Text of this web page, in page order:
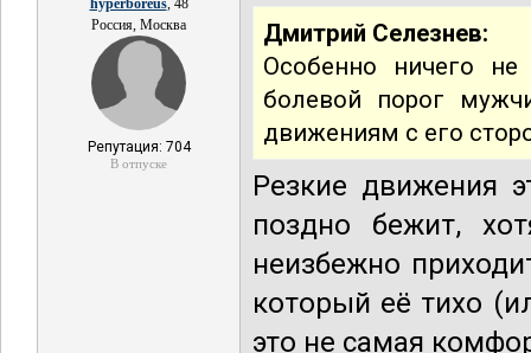
hyperboreus, 48
Россия, Москва
Репутация: 704
В отпуске
Дмитрий Селезнев:
Особенно ничего
болевой порог
движениям с его
Резкие движения
поздно бежит,
неизбежно
который её тихо
это не самая